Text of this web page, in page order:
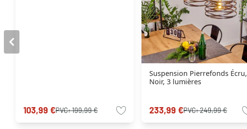
103,99 €PVC:199,99 €
Suspension Pierrefonds Écru,
Noir, 3 lumières
233,99 €PVC:249,99 €